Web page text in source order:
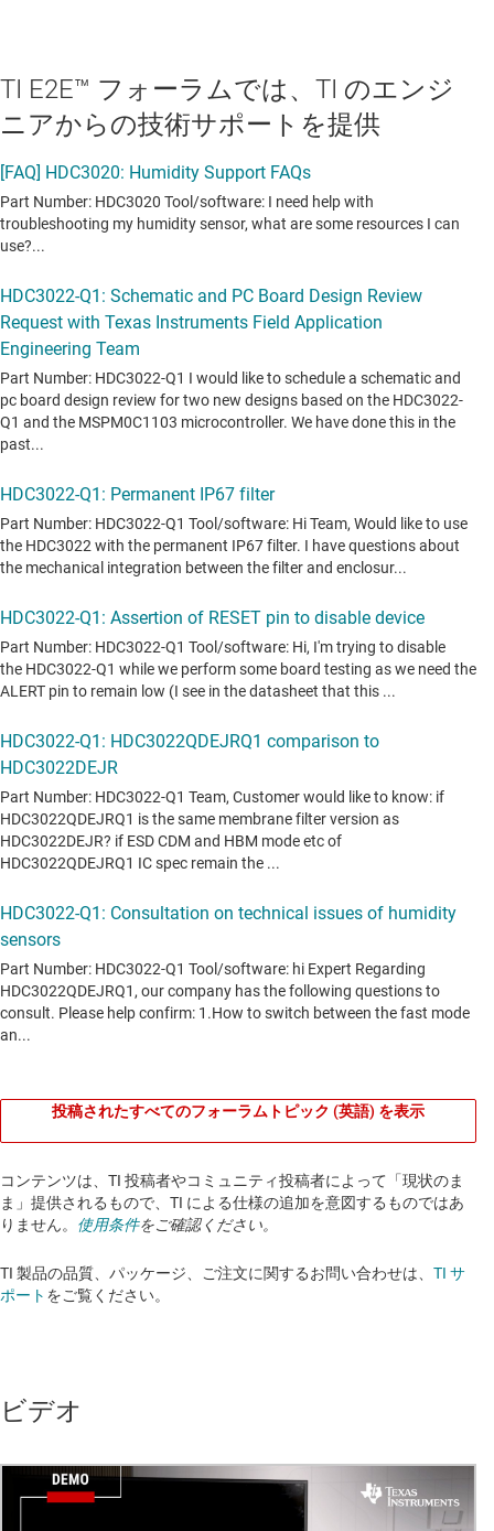
TI E2E™ フォーラムでは、TI のエンジ
ニアからの技術サポートを提供
投稿されたすべてのフォーラムトピック (英語) を表示
コンテンツは、TI 投稿者やコミュニティ投稿者によって「現状のま
ま」提供されるもので、TI による仕様の追加を意図するものではあ
りません。 使用条件をご確認ください。
TI 製品の品質、パッケージ、ご注文に関するお問い合わせは、 TI サ
ポート をご覧ください。​​​​​​​​​​​​​​
ビデオ